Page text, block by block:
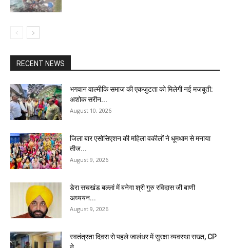
RECENT NEWS
भगवान वाल्मीकि समाज की एकजुटता को मिलेगी नई मजबूती:
अशोक सरीन...
August 10, 2026
जिला बार एसोसिएशन की महिला वकीलों ने धूमधाम से मनाया
तीज...
August 9, 2026
डेरा सचखंड बल्लां में बनेगा श्री गुरु रविदास जी बाणी
अध्ययन...
August 9, 2026
स्वतंत्रता दिवस से पहले जालंधर में सुरक्षा व्यवस्था सख्त, CP